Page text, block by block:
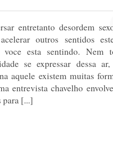
entretanto desordem
outros sentidos
voce esta sentindo. Nem
se expressar dessa
aquele existem muitas
entrevista chavelho
para [...]